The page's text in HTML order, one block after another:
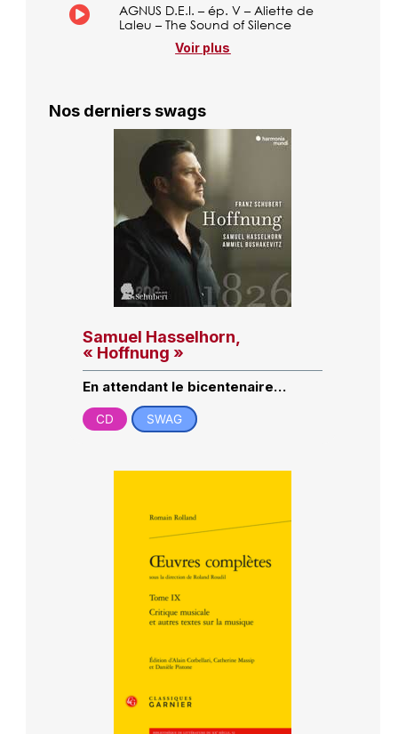
AGNUS D.E.I. – ép. V – Aliette de
Laleu – The Sound of Silence
Voir plus
Nos derniers swags
Samuel Hasselhorn,
« Hoffnung »
En attendant le bicentenaire…
CD SWAG